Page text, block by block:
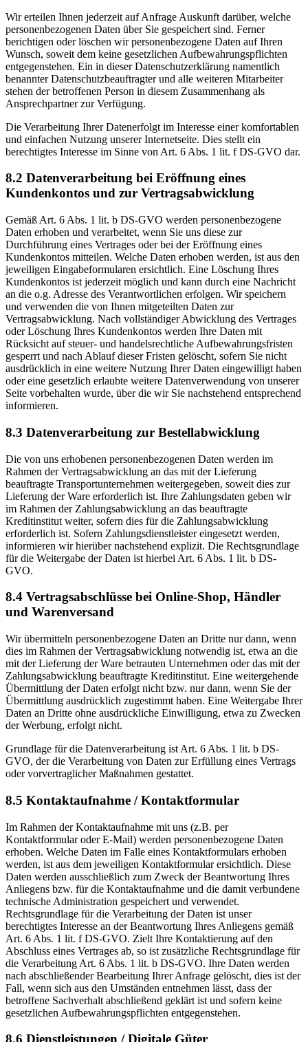
Wir erteilen Ihnen jederzeit auf Anfrage Auskunft darüber, welche
personenbezogenen Daten über Sie gespeichert sind. Ferner
berichtigen oder löschen wir personenbezogene Daten auf Ihren
Wunsch, soweit dem keine gesetzlichen Aufbewahrungspflichten
entgegenstehen. Ein in dieser Datenschutzerklärung namentlich
benannter Datenschutzbeauftragter und alle weiteren Mitarbeiter
stehen der betroffenen Person in diesem Zusammenhang als
Ansprechpartner zur Verfügung.
Die Verarbeitung Ihrer Datenerfolgt im Interesse einer komfortablen
und einfachen Nutzung unserer Internetseite. Dies stellt ein
berechtigtes Interesse im Sinne von Art. 6 Abs. 1 lit. f DS-GVO dar.
8.2 Datenverarbeitung bei Eröffnung eines
Kundenkontos und zur Vertragsabwicklung
Gemäß Art. 6 Abs. 1 lit. b DS-GVO werden personenbezogene
Daten erhoben und verarbeitet, wenn Sie uns diese zur
Durchführung eines Vertrages oder bei der Eröffnung eines
Kundenkontos mitteilen. Welche Daten erhoben werden, ist aus den
jeweiligen Eingabeformularen ersichtlich. Eine Löschung Ihres
Kundenkontos ist jederzeit möglich und kann durch eine Nachricht
an die o.g. Adresse des Verantwortlichen erfolgen. Wir speichern
und verwenden die von Ihnen mitgeteilten Daten zur
Vertragsabwicklung. Nach vollständiger Abwicklung des Vertrages
oder Löschung Ihres Kundenkontos werden Ihre Daten mit
Rücksicht auf steuer- und handelsrechtliche Aufbewahrungsfristen
gesperrt und nach Ablauf dieser Fristen gelöscht, sofern Sie nicht
ausdrücklich in eine weitere Nutzung Ihrer Daten eingewilligt haben
oder eine gesetzlich erlaubte weitere Datenverwendung von unserer
Seite vorbehalten wurde, über die wir Sie nachstehend entsprechend
informieren.
8.3 Datenverarbeitung zur Bestellabwicklung
Die von uns erhobenen personenbezogenen Daten werden im
Rahmen der Vertragsabwicklung an das mit der Lieferung
beauftragte Transportunternehmen weitergegeben, soweit dies zur
Lieferung der Ware erforderlich ist. Ihre Zahlungsdaten geben wir
im Rahmen der Zahlungsabwicklung an das beauftragte
Kreditinstitut weiter, sofern dies für die Zahlungsabwicklung
erforderlich ist. Sofern Zahlungsdienstleister eingesetzt werden,
informieren wir hierüber nachstehend explizit. Die Rechtsgrundlage
für die Weitergabe der Daten ist hierbei Art. 6 Abs. 1 lit. b DS-
GVO.
8.4 Vertragsabschlüsse bei Online-Shop, Händler
und Warenversand
Wir übermitteln personenbezogene Daten an Dritte nur dann, wenn
dies im Rahmen der Vertragsabwicklung notwendig ist, etwa an die
mit der Lieferung der Ware betrauten Unternehmen oder das mit der
Zahlungsabwicklung beauftragte Kreditinstitut. Eine weitergehende
Übermittlung der Daten erfolgt nicht bzw. nur dann, wenn Sie der
Übermittlung ausdrücklich zugestimmt haben. Eine Weitergabe Ihrer
Daten an Dritte ohne ausdrückliche Einwilligung, etwa zu Zwecken
der Werbung, erfolgt nicht.
Grundlage für die Datenverarbeitung ist Art. 6 Abs. 1 lit. b DS-
GVO, der die Verarbeitung von Daten zur Erfüllung eines Vertrags
oder vorvertraglicher Maßnahmen gestattet.
8.5 Kontaktaufnahme / Kontaktformular
Im Rahmen der Kontaktaufnahme mit uns (z.B. per
Kontaktformular oder E-Mail) werden personenbezogene Daten
erhoben. Welche Daten im Falle eines Kontaktformulars erhoben
werden, ist aus dem jeweiligen Kontaktformular ersichtlich. Diese
Daten werden ausschließlich zum Zweck der Beantwortung Ihres
Anliegens bzw. für die Kontaktaufnahme und die damit verbundene
technische Administration gespeichert und verwendet.
Rechtsgrundlage für die Verarbeitung der Daten ist unser
berechtigtes Interesse an der Beantwortung Ihres Anliegens gemäß
Art. 6 Abs. 1 lit. f DS-GVO. Zielt Ihre Kontaktierung auf den
Abschluss eines Vertrages ab, so ist zusätzliche Rechtsgrundlage für
die Verarbeitung Art. 6 Abs. 1 lit. b DS-GVO. Ihre Daten werden
nach abschließender Bearbeitung Ihrer Anfrage gelöscht, dies ist der
Fall, wenn sich aus den Umständen entnehmen lässt, dass der
betroffene Sachverhalt abschließend geklärt ist und sofern keine
gesetzlichen Aufbewahrungspflichten entgegenstehen.
8.6 Dienstleistungen / Digitale Güter